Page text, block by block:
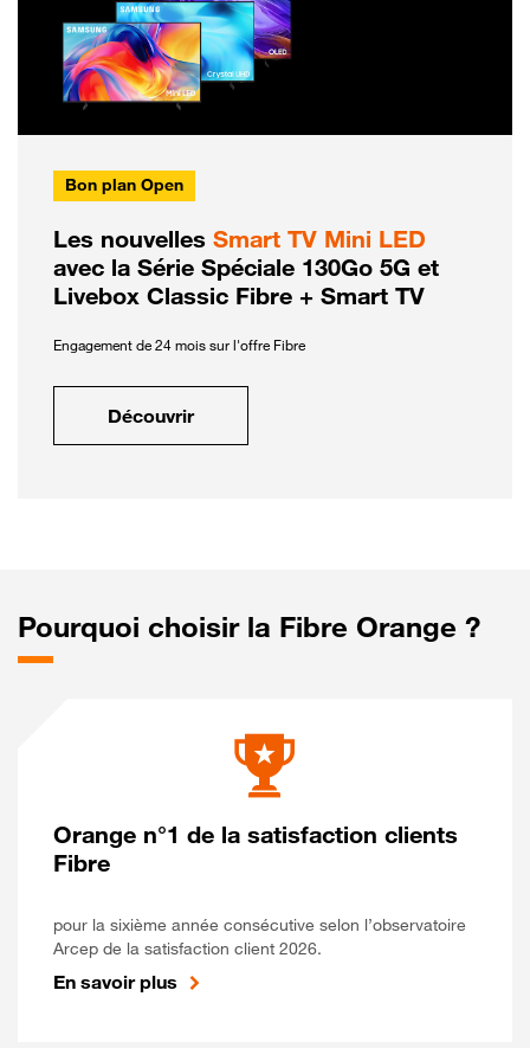
Bon plan Open
Les nouvelles Smart TV Mini LED
avec la Série Spéciale 130Go 5G et
Livebox Classic Fibre + Smart TV
Engagement de 24 mois sur l'offre Fibre
Découvrir
Pourquoi choisir la Fibre Orange ?
Orange n°1 de la satisfaction clients
Fibre
pour la sixième année consécutive selon l’observatoire
Arcep de la satisfaction client 2026.
En savoir plus